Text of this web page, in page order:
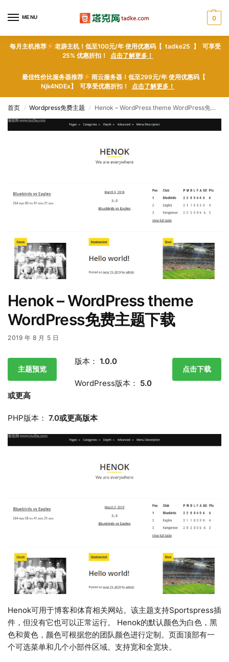
MENU 0
每月主机推荐
老薜主机！低至100元/年 使用优惠码【 tadke25 】 可享受
25% 优惠折扣！ 点击了解更多！
最佳性价比服务器推荐
雨云服务器！低至299元/年 使用优惠码【
Njk4NDEx】 可享受优惠折扣！ 点击了解更多！
首页 / Wordpress免费主题 / Henok – WordPress theme WordPress免费主题下载
Henok – WordPress theme
WordPress免费主题下载
2019 年 8 月 5 日
主题预览 点击下载
版本： 1.0.0
WordPress版本： 5.0
或更高
PHP版本： 7.0或更高版本
Henok可用于博客和体育相关网站。该主题支持Sportspress插
件，但没有它也可以正常运行。 Henok的默认颜色为白色，黑
色和黄色，颜色可根据您的团队颜色进行定制。页面顶部有一
个可选菜单和几个小部件区域。支持宽和全宽块。